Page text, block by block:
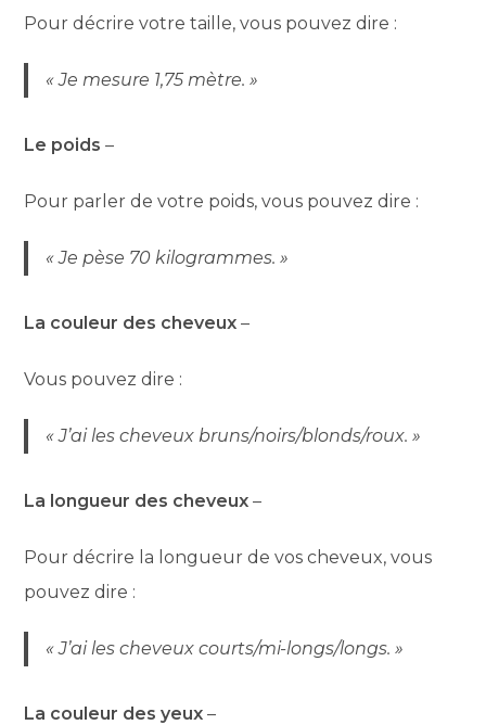
Pour décrire votre taille, vous pouvez dire :
« Je mesure 1,75 mètre. »
Le poids –
Pour parler de votre poids, vous pouvez dire :
« Je pèse 70 kilogrammes. »
La couleur des cheveux –
Vous pouvez dire :
« J’ai les cheveux bruns/noirs/blonds/roux. »
La longueur des cheveux –
Pour décrire la longueur de vos cheveux, vous
pouvez dire :
« J’ai les cheveux courts/mi-longs/longs. »
La couleur des yeux –